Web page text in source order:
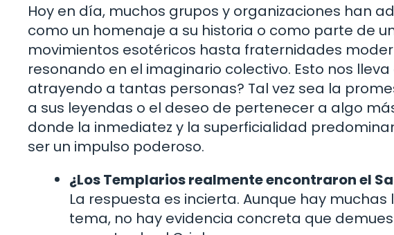
Hoy en día, muchos grupos y organizaciones han
como un homenaje a su historia o como parte de
movimientos esotéricos hasta fraternidades
resonando en el imaginario colectivo. Esto nos
atrayendo a tantas personas? Tal vez sea la
a sus leyendas o el deseo de pertenecer a algo
donde la inmediatez y la superficialidad
ser un impulso poderoso.
¿Los Templarios realmente encontraron el
La respuesta es incierta. Aunque hay
tema, no hay evidencia concreta que